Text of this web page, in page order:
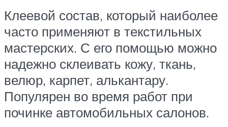
Клеевой состав, который наиболее
часто применяют в текстильных
мастерских. С его помощью можно
надежно склеивать кожу, ткань,
велюр, карпет, алькантару.
Популярен во время работ при
починке автомобильных салонов.